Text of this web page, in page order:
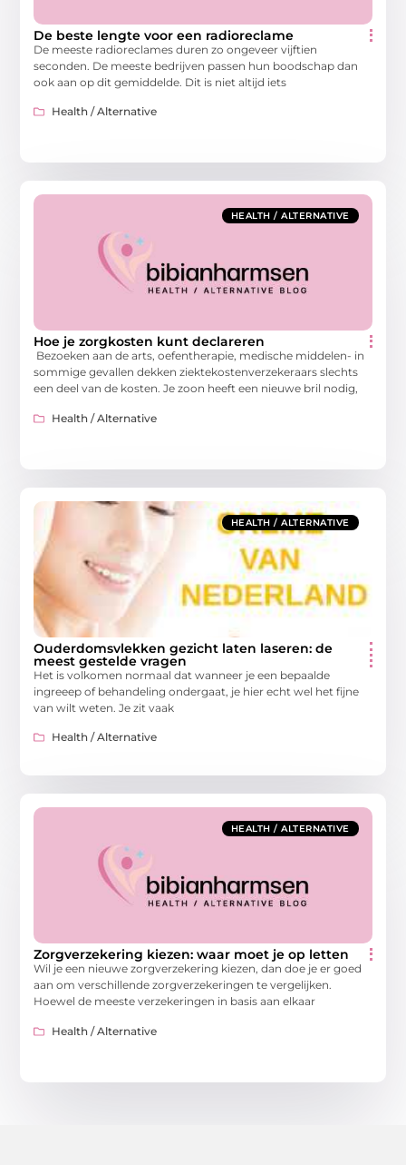
De beste lengte voor een radioreclame
De meeste radioreclames duren zo ongeveer vijftien
seconden. De meeste bedrijven passen hun boodschap dan
ook aan op dit gemiddelde. Dit is niet altijd iets
Health / Alternative
HEALTH / ALTERNATIVE
Hoe je zorgkosten kunt declareren
Bezoeken aan de arts, oefentherapie, medische middelen- in
sommige gevallen dekken ziektekostenverzekeraars slechts
een deel van de kosten. Je zoon heeft een nieuwe bril nodig,
Health / Alternative
HEALTH / ALTERNATIVE
Ouderdomsvlekken gezicht laten laseren: de
meest gestelde vragen
Het is volkomen normaal dat wanneer je een bepaalde
ingreeep of behandeling ondergaat, je hier echt wel het fijne
van wilt weten. Je zit vaak
Health / Alternative
HEALTH / ALTERNATIVE
Zorgverzekering kiezen: waar moet je op letten
Wil je een nieuwe zorgverzekering kiezen, dan doe je er goed
aan om verschillende zorgverzekeringen te vergelijken.
Hoewel de meeste verzekeringen in basis aan elkaar
Health / Alternative